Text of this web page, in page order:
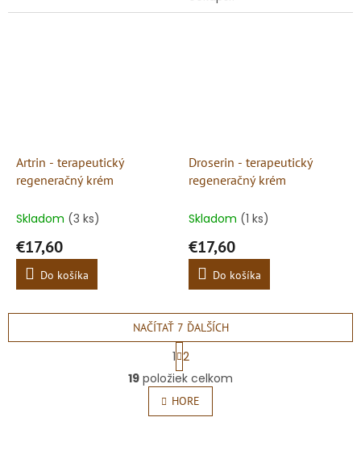
Artrin - terapeutický
regeneračný krém
Skladom (3 ks)
€17,60
Do košíka
Droserin - terapeutický
regeneračný krém
Skladom (1 ks)
€17,60
Do košíka
O
v
l
á
NAČÍTAŤ 7 ĎALŠÍCH
S
t
r
á
n
k
1 2
19 položiek celkom
HORE